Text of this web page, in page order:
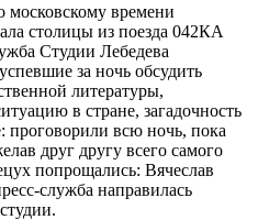
московскому времени
столицы из поезда 042КА
Студии Лебедева
за ночь обсудить
литературы,
в стране, загадочность
проговорили всю ночь, пока
друг другу всего самого
попрощались: Вячеслав
служба направилась